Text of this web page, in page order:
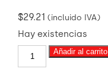
$29.21 (incluido IVA)
Hay existencias
PASTILLAAñadir al carrito